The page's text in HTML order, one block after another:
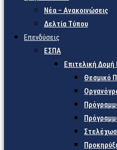
Νέα – Ανακοινώσεις
Δελτία Τύπου
Επενδύσεις
ΕΣΠΑ
Επιτελική
Θεσμικό